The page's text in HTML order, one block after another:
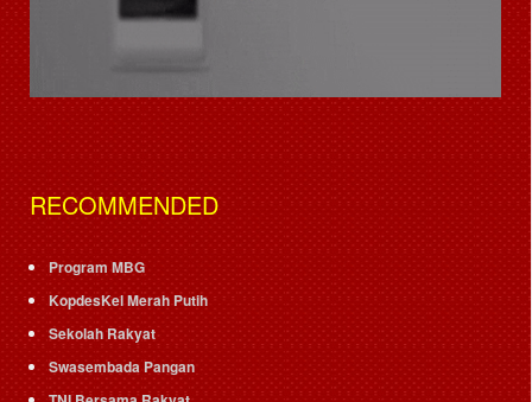
RECOMMENDED
Program MBG
KopdesKel Merah Putih
Sekolah Rakyat
Swasembada Pangan